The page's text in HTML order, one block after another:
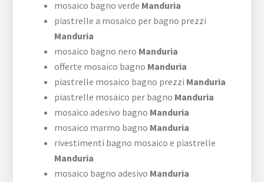
mosaico bagno verde Manduria
piastrelle a mosaico per bagno prezzi
Manduria
mosaico bagno nero Manduria
offerte mosaico bagno Manduria
piastrelle mosaico bagno prezzi Manduria
piastrelle mosaico per bagno Manduria
mosaico adesivo bagno Manduria
mosaico marmo bagno Manduria
rivestimenti bagno mosaico e piastrelle
Manduria
mosaico bagno adesivo Manduria